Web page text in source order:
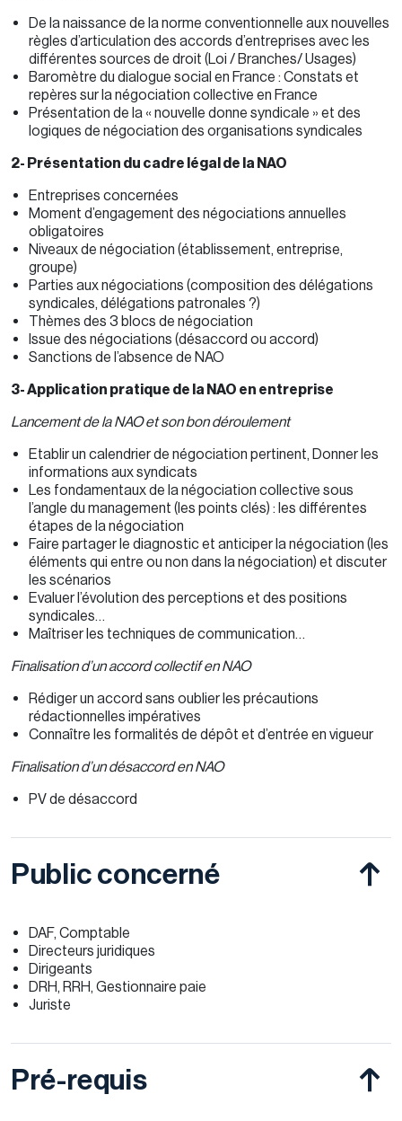
De la naissance de la norme conventionnelle aux nouvelles
règles d’articulation des accords d’entreprises avec les
différentes sources de droit (Loi / Branches/ Usages)
Baromètre du dialogue social en France : Constats et
repères sur la négociation collective en France
Présentation de la « nouvelle donne syndicale » et des
logiques de négociation des organisations syndicales
2- Présentation du cadre légal de la NAO
Entreprises concernées
Moment d’engagement des négociations annuelles
obligatoires
Niveaux de négociation (établissement, entreprise,
groupe)
Parties aux négociations (composition des délégations
syndicales, délégations patronales ?)
Thèmes des 3 blocs de négociation
Issue des négociations (désaccord ou accord)
Sanctions de l’absence de NAO
3- Application pratique de la NAO en entreprise
Lancement de la NAO et son bon déroulement
Etablir un calendrier de négociation pertinent, Donner les
informations aux syndicats
Les fondamentaux de la négociation collective sous
l’angle du management (les points clés) : les différentes
étapes de la négociation
Faire partager le diagnostic et anticiper la négociation (les
éléments qui entre ou non dans la négociation) et discuter
les scénarios
Evaluer l’évolution des perceptions et des positions
syndicales…
Maîtriser les techniques de communication…
Finalisation d’un accord collectif en NAO
Rédiger un accord sans oublier les précautions
rédactionnelles impératives
Connaître les formalités de dépôt et d’entrée en vigueur
Finalisation d’un désaccord en NAO
PV de désaccord
Public concerné
DAF, Comptable
Directeurs juridiques
Dirigeants
DRH, RRH, Gestionnaire paie
Juriste
Pré-requis